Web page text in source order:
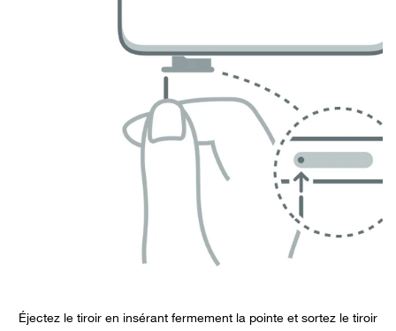
Éjectez le tiroir en insérant fermement la pointe et sortez le tiroir